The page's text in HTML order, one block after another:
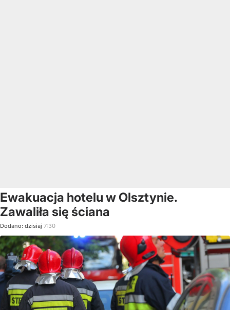
Ewakuacja hotelu w Olsztynie.
Zawaliła się ściana
Dodano: dzisiaj 7:30